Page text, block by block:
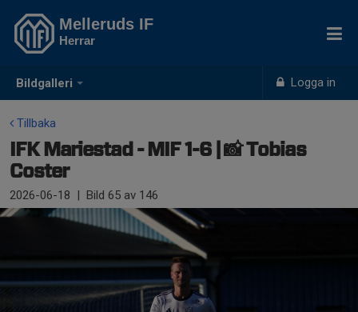
Bildgalleri Logga in
Melleruds IF
Herrar
Tillbaka
IFK Mariestad - MIF 1-6 | 📸 Tobias
Coster
2026-06-18 | Bild 65 av 146